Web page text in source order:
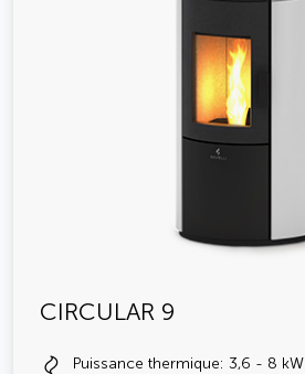
CIRCULAR 9
Puissance thermique: 3,6 - 8 kW